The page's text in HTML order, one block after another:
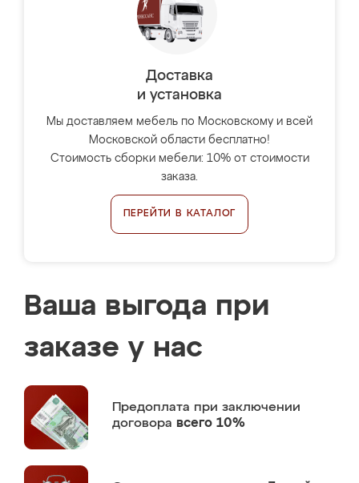
Доставка
и установка
Мы доставляем мебель по Московскому и всей
Московской области бесплатно!
Стоимость сборки мебели: 10% от стоимости
заказа.
ПЕРЕЙТИ В КАТАЛОГ
Ваша выгода при
заказе у нас
Предоплата при заключении
договора всего 10%